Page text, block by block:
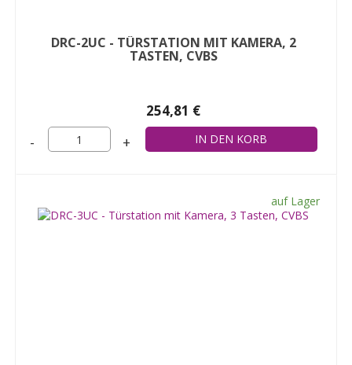
DRC-2UC - TÜRSTATION MIT KAMERA, 2
TASTEN, CVBS
254,81 €
- +
auf Lager